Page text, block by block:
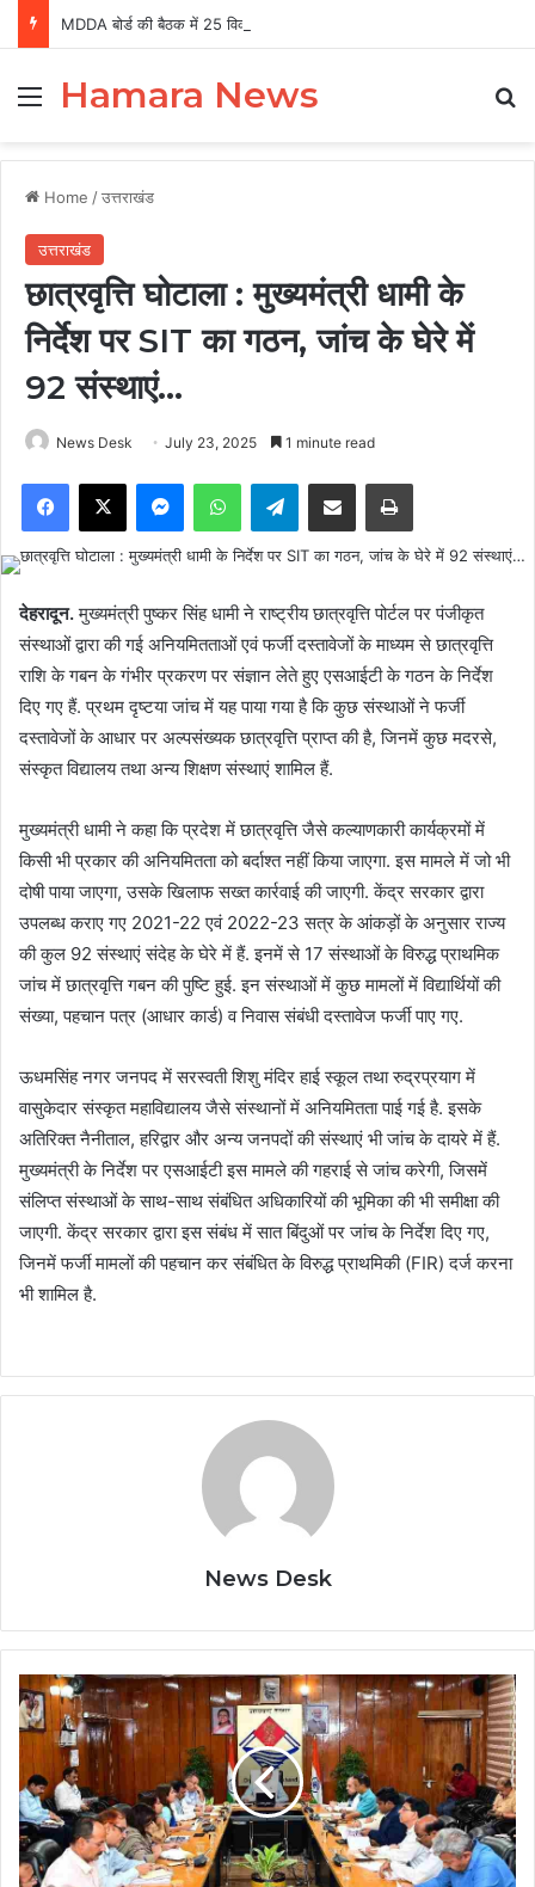
MenuHamara News
Home /उत्तराखंड
उत्तराखंड
छात्रवृत्ति घोटाला : मुख्यमंत्री धामी के
निर्देश पर SIT का गठन, जांच के घेरे में
92 संस्थाएं…
News Desk July 23, 2025 1 minute read
Facebook
X MessengerWhatsAppTelegramShare via Email Print
देहरादून.मुख्यमंत्री पुष्कर सिंह धामी ने राष्ट्रीय छात्रवृत्ति पोर्टल पर पंजीकृत
संस्थाओं द्वारा की गई अनियमितताओं एवं फर्जी दस्तावेजों के माध्यम से छात्रवृत्ति
राशि के गबन के गंभीर प्रकरण पर संज्ञान लेते हुए एसआईटी के गठन के निर्देश
दिए गए हैं. प्रथम दृष्टया जांच में यह पाया गया है कि कुछ संस्थाओं ने फर्जी
दस्तावेजों के आधार पर अल्पसंख्यक छात्रवृत्ति प्राप्त की है, जिनमें कुछ मदरसे,
संस्कृत विद्यालय तथा अन्य शिक्षण संस्थाएं शामिल हैं.
मुख्यमंत्री धामी ने कहा कि प्रदेश में छात्रवृत्ति जैसे कल्याणकारी कार्यक्रमों में
किसी भी प्रकार की अनियमितता को बर्दाश्त नहीं किया जाएगा. इस मामले में जो भी
दोषी पाया जाएगा, उसके खिलाफ सख्त कार्रवाई की जाएगी. केंद्र सरकार द्वारा
उपलब्ध कराए गए 2021-22 एवं 2022-23 सत्र के आंकड़ों के अनुसार राज्य
की कुल 92 संस्थाएं संदेह के घेरे में हैं. इनमें से 17 संस्थाओं के विरुद्ध प्राथमिक
जांच में छात्रवृत्ति गबन की पुष्टि हुई. इन संस्थाओं में कुछ मामलों में विद्यार्थियों की
संख्या, पहचान पत्र (आधार कार्ड) व निवास संबंधी दस्तावेज फर्जी पाए गए.
ऊधमसिंह नगर जनपद में सरस्वती शिशु मंदिर हाई स्कूल तथा रुद्रप्रयाग में
वासुकेदार संस्कृत महाविद्यालय जैसे संस्थानों में अनियमितता पाई गई है. इसके
अतिरिक्त नैनीताल, हरिद्वार और अन्य जनपदों की संस्थाएं भी जांच के दायरे में हैं.
मुख्यमंत्री के निर्देश पर एसआईटी इस मामले की गहराई से जांच करेगी, जिसमें
संलिप्त संस्थाओं के साथ-साथ संबंधित अधिकारियों की भूमिका की भी समीक्षा की
जाएगी. केंद्र सरकार द्वारा इस संबंध में सात बिंदुओं पर जांच के निर्देश दिए गए,
जिनमें फर्जी मामलों की पहचान कर संबंधित के विरुद्ध प्राथमिकी (FIR) दर्ज करना
भी शामिल है.
News Desk